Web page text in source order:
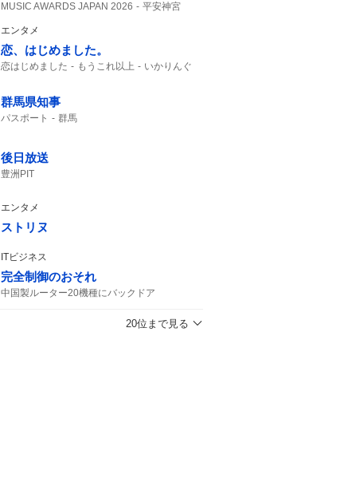
MUSIC AWARDS JAPAN 2026
平安神宮
エンタメ
恋、はじめました。
恋はじめました もうこれ以上
いかりんぐ
群馬県知事
パスポート 群馬
後日放送
豊洲PIT
エンタメ
ストリヌ
ITビジネス
完全制御のおそれ
中国製ルーター20機種にバックドア
ルーター
20位まで見る